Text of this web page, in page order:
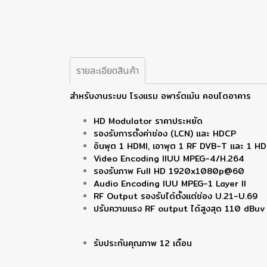
รายละเอียดสินค้า
สำหรับงานระบบ โรงแรม อพาร์ตเม้น คอนโดอาคาร
HD Modulator ราคาประหยัด
รองรับการตั้งค่าช่อง (LCN) และ HDCP
อินพุต 1 HDMI, เอาพุต 1 RF DVB-T และ 1
Video Encoding IIUU MPEG-4/H.264
รองรับภาพ Full HD 1920x1080p@60
Audio Encoding IUU MPEG-1 Layer II
RF Output รองรับได้ตั้งแต่ช่อง U.21-U.69
ปรับความแรง RF output ได้สูงสุด 110 dBuv
รับประกันคุณภาพ 12 เดือน